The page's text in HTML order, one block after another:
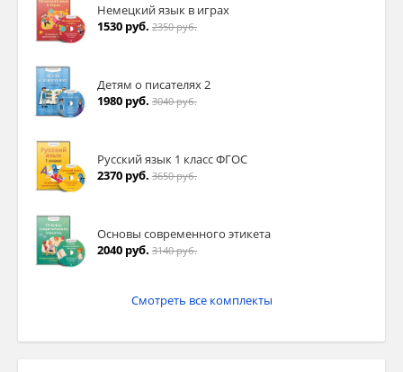
Немецкий язык в играх
1530 руб. 2350 руб.
Детям о писателях 2
1980 руб. 3040 руб.
Русский язык 1 класс ФГОС
2370 руб. 3650 руб.
Основы современного этикета
2040 руб. 3140 руб.
Смотреть все комплекты